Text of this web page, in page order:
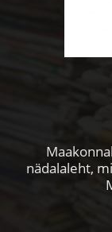
nädalaleht,